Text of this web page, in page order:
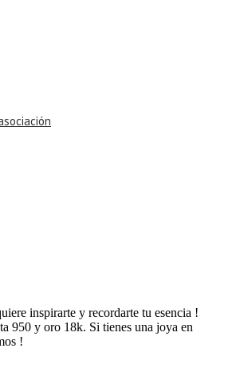
inspirarte y recordarte tu esencia !
950 y oro 18k. Si tienes una joya en
!